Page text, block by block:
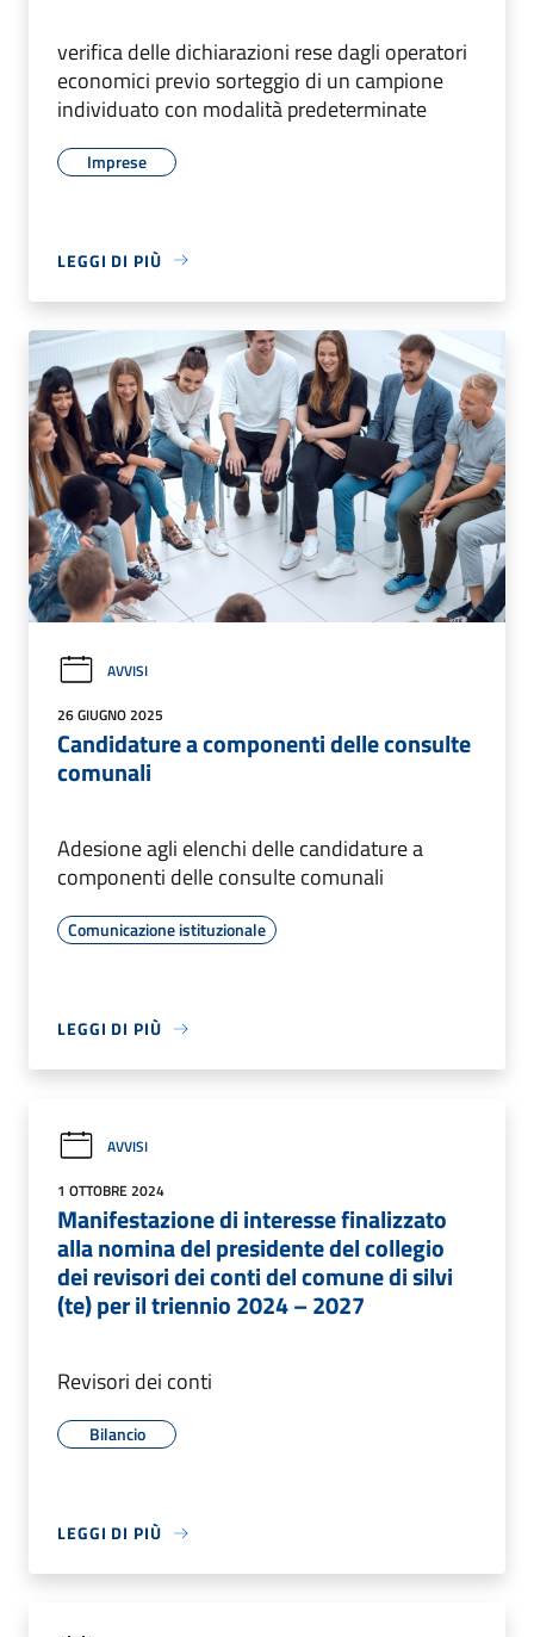
verifica delle dichiarazioni rese dagli operatori
economici previo sorteggio di un campione
individuato con modalità predeterminate
Imprese
LEGGI DI PIÙ
AVVISI
26 GIUGNO 2025
Candidature a componenti delle consulte
comunali
Adesione agli elenchi delle candidature a
componenti delle consulte comunali
Comunicazione istituzionale
LEGGI DI PIÙ
AVVISI
1 OTTOBRE 2024
Manifestazione di interesse finalizzato
alla nomina del presidente del collegio
dei revisori dei conti del comune di silvi
(te) per il triennio 2024 – 2027
Revisori dei conti
Bilancio
LEGGI DI PIÙ